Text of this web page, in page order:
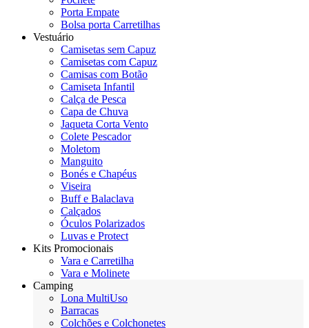
Porta Empate
Bolsa porta Carretilhas
Vestuário
Camisetas sem Capuz
Camisetas com Capuz
Camisas com Botão
Camiseta Infantil
Calça de Pesca
Capa de Chuva
Jaqueta Corta Vento
Colete Pescador
Moletom
Manguito
Bonés e Chapéus
Viseira
Buff e Balaclava
Calçados
Óculos Polarizados
Luvas e Protect
Kits Promocionais
Vara e Carretilha
Vara e Molinete
Camping
Lona MultiUso
Barracas
Colchões e Colchonetes